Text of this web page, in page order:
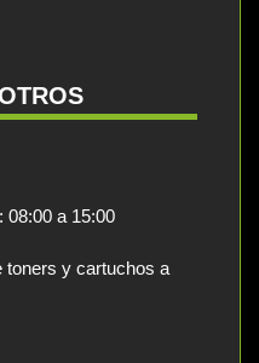
08:00 a 15:00
toners y cartuchos a